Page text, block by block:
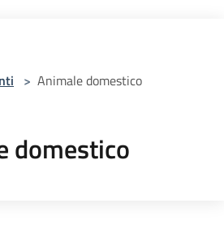
> Animale domestico
domestico